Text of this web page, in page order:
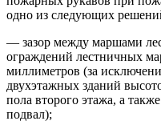
одно из следующих
— зазор между маршами
ограждений лестничных
миллиметров (за
двухэтажных зданий
пола второго этажа, а
подвал);